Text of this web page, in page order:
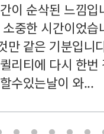
이 순삭된 느낌
중한 시간이었
만 같은 기분입니
리티에 다시 한
수있는날이 와...